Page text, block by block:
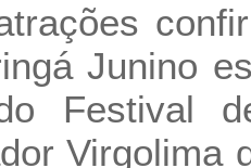
Junino
Festival
Virgolima